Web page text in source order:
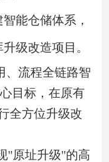
能仓储体系，
级改造项目。
、流程全链路智
目标，在原有
全方位升级改
"原址升级"的高